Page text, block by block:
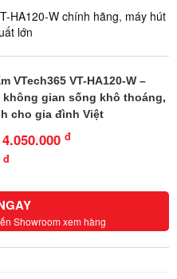
HA120-W chính hãng, máy hút
lớn
VTech365 VT-HA120-W –
không gian sống khô thoáng,
cho gia đình Việt
4.050.000 đ
đ
Showroom xem hàng